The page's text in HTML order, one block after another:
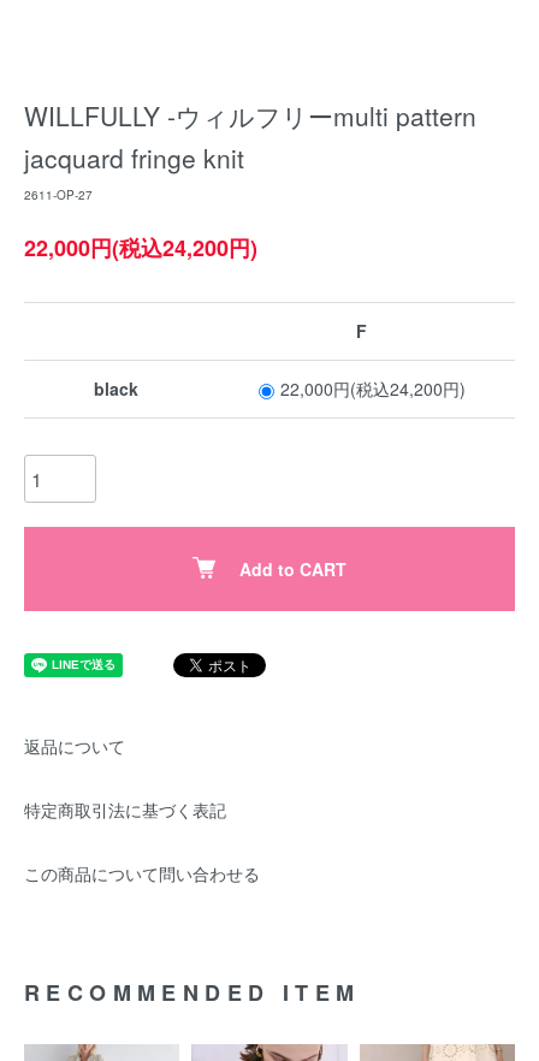
WILLFULLY -ウィルフリーmulti pattern
jacquard fringe knit
2611-OP-27
22,000円(税込24,200円)
F
black 22,000円(税込24,200円)
Add to CART
返品について
特定商取引法に基づく表記
この商品について問い合わせる
RECOMMENDED ITEM